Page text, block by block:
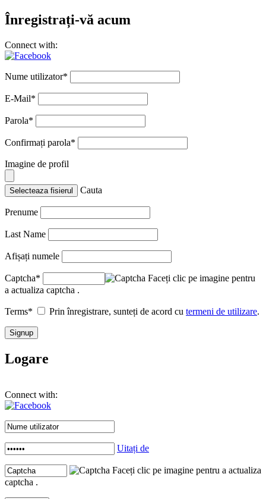
Înregistrați-vă acum
Connect with:
Nume utilizator*
E-Mail*
Parola*
Confirmați parola*
Imagine de profil
Selecteaza fisierul Cauta
Prenume
Last Name
Afișați numele
Captcha*
Faceți clic pe imagine pentru
a actualiza captcha .
Terms* Prin înregistrare, sunteți de acord cu termeni de utilizare.
Logare
Connect with:
Uitați de
Faceți clic pe imagine pentru a actualiza
captcha .